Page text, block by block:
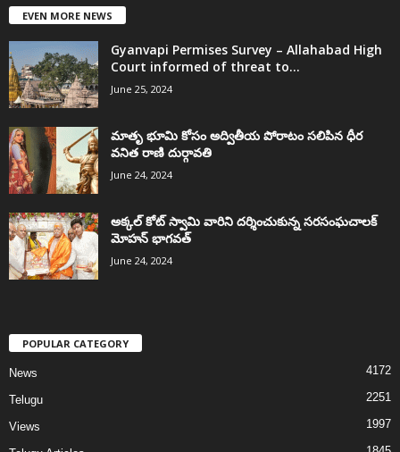
EVEN MORE NEWS
Gyanvapi Permises Survey – Allahabad High
Court informed of threat to...
June 25, 2024
మాతృ భూమి కోసం అద్వితీయ పోరాటం సలిపిన ధీర
వనిత రాణి దుర్గావతి
June 24, 2024
అక్కల్‌ కోట్‌ స్వామి వారిని దర్శించుకున్న సరసంఘచాలక్
మోహన్ భాగవత్
June 24, 2024
POPULAR CATEGORY
News 4172
Telugu 2251
Views 1997